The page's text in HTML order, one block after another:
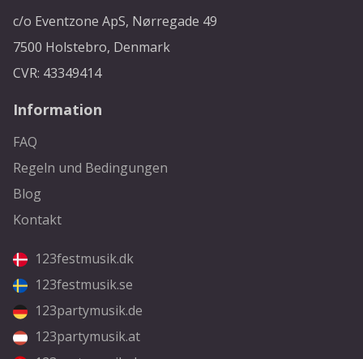
c/o Eventzone ApS, Nørregade 49
7500 Holstebro, Denmark
CVR: 43349414
Information
FAQ
Regeln und Bedingungen
Blog
Kontakt
123festmusik.dk
123festmusik.se
123partymusik.de
123partymusik.at